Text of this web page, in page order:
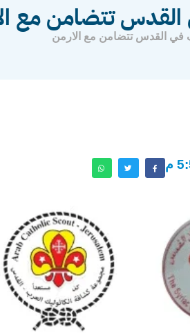
تتضامن مع
القدس تتضامن مع الارمن